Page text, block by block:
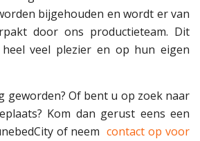
bijgehouden en wordt er van
door ons productieteam. Dit
veel plezier en op hun eigen
geworden? Of bent u op zoek naar
Kom dan gerust eens een
of neemcontact op voor